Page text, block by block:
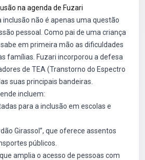
na agenda de Fuzari
inclusão não é apenas uma questão
pessoal. Como pai de uma criança
em primeira mão as dificuldades
famílias. Fuzari incorporou a defesa
de TEA (Transtorno do Espectro
suas principais bandeiras.
incluem:
para a inclusão em escolas e
Girassol”, que oferece assentos
públicos.
amplia o acesso de pessoas com